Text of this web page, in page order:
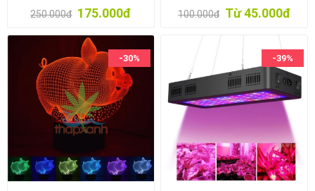
250.000đ 175.000đ 100.000đ Từ 45.000đ
-30% -39%